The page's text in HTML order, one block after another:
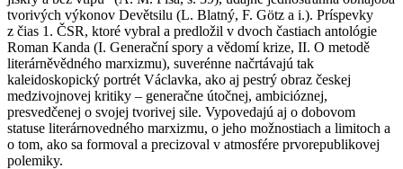
tvorivých výkonov Devětsilu (L. Blatný, F. Götz a i.). Príspevky
z čias 1. ČSR, ktoré vybral a predložil v dvoch častiach antológie
Roman Kanda (I. Generační spory a vědomí krize, II. O metodě
literárněvědného marxizmu), suverénne načrtávajú tak
kaleidoskopický portrét Václavka, ako aj pestrý obraz českej
medzivojnovej kritiky – generačne útočnej, ambicióznej,
presvedčenej o svojej tvorivej sile. Vypovedajú aj o dobovom
statuse literárnovedného marxizmu, o jeho možnostiach a limitoch a
o tom, ako sa formoval a precizoval v atmosfére prvorepublikovej
polemiky.